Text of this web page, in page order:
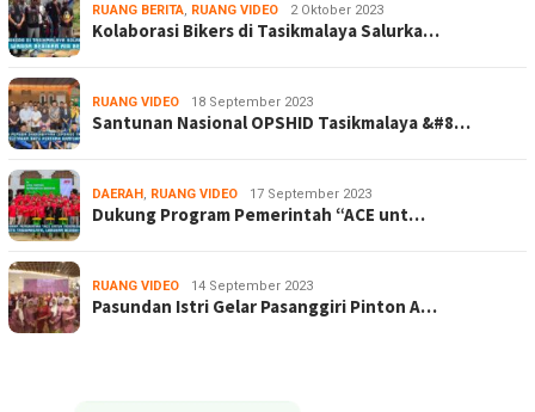
RUANG BERITA, RUANG VIDEO 2 Oktober 2023
Kolaborasi Bikers di Tasikmalaya Salurka…
RUANG VIDEO 18 September 2023
Santunan Nasional OPSHID Tasikmalaya &#8…
DAERAH, RUANG VIDEO 17 September 2023
Dukung Program Pemerintah “ACE unt…
RUANG VIDEO 14 September 2023
Pasundan Istri Gelar Pasanggiri Pinton A…